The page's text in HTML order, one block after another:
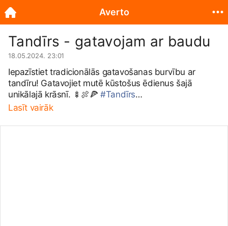
Tandīrs - gatavojam ar baudu
18.05.2024. 23:01
Iepazīstiet tradicionālās gatavošanas burvību ar
tandīru! Gatavojiet mutē kūstošus ēdienus šajā
unikālajā krāsnī. 🍢🍖🍕#Tandīrs
#TradicionālāGatavošana
Lasīt vairāk
Averto